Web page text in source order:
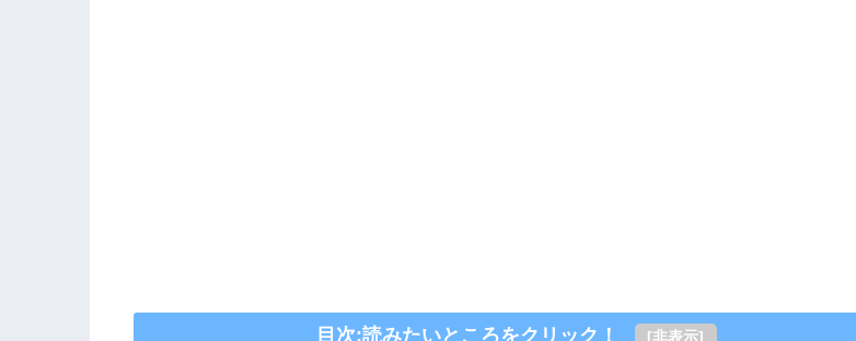
目次:読みたいところをクリック！ [非表示]